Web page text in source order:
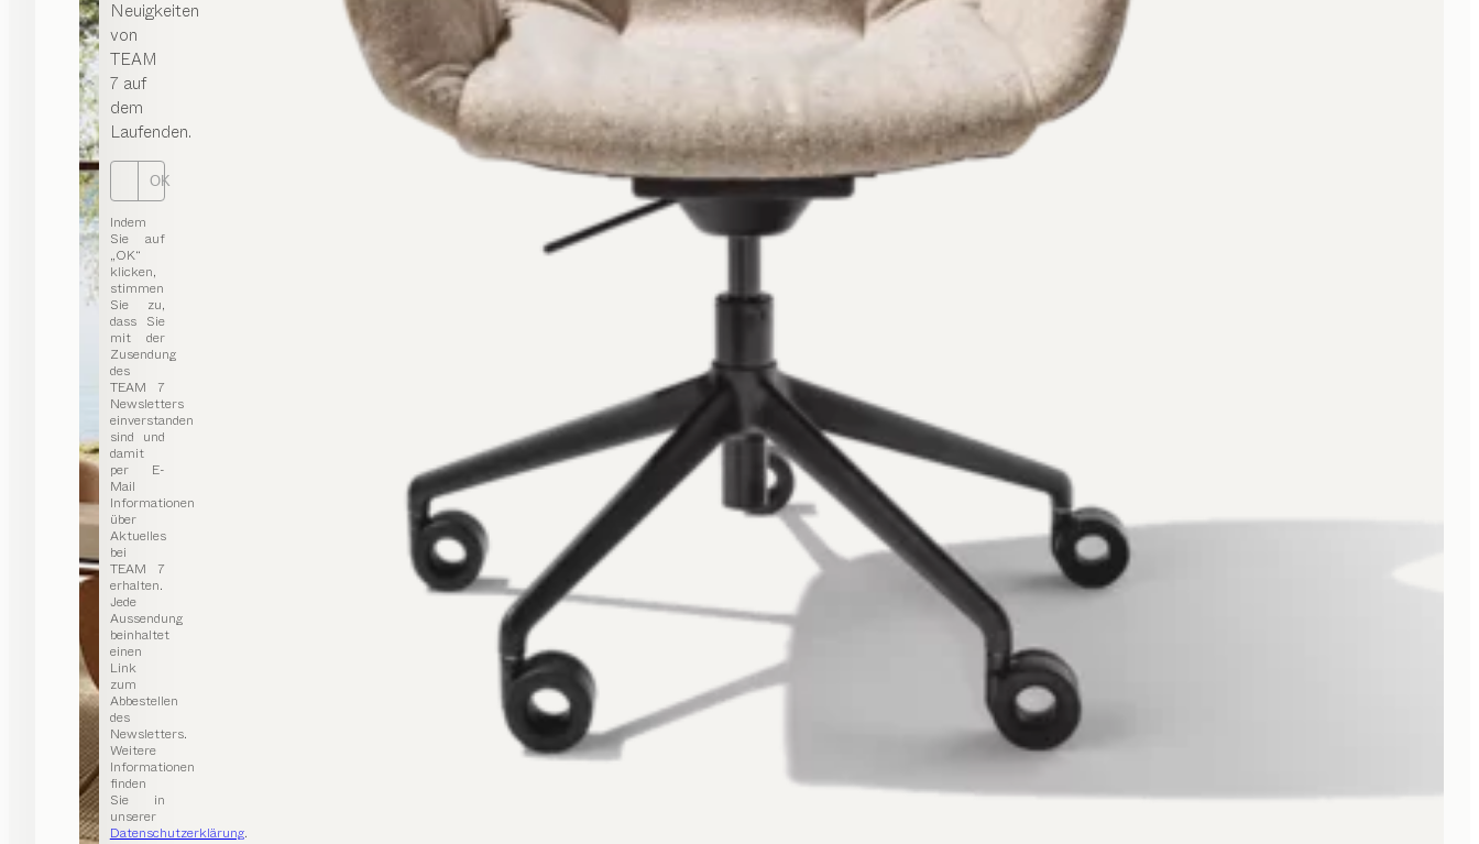
Neuigkeiten
von
TEAM
7 auf
dem
Laufenden.
OK
Indem
Sie auf
„OK“
klicken,
stimmen
Sie zu,
dass Sie
mit der
Zusendung
des
TEAM 7
Newsletters
einverstanden
sind und
damit
per E-
Mail
Informationen
über
Aktuelles
bei
TEAM 7
erhalten.
Jede
Aussendung
beinhaltet
einen
Link
zum
Abbestellen
des
Newsletters.
Weitere
Informationen
finden
Sie in
unserer
Datenschutzerklärung.